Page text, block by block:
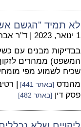
לא תמיד "הגשם
1 ינואר, 2023 | ד"ר
בבדיקות מבנים עם
המשפט) ממהרים
שכיח לשמוע מפי
מהנדס [באתר 441] |
פסק דין [באתר 482]